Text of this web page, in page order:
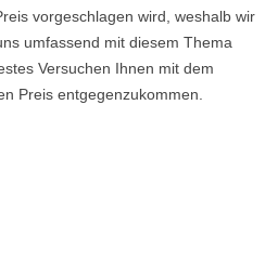
vorgeschlagen wird, weshalb wir
umfassend mit diesem Thema
Versuchen Ihnen mit dem
Preis entgegenzukommen.